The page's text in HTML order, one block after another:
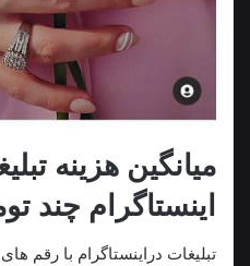
میانگین هزینه
اینستاگرام چند
تبلیغات دراینستاگرام با رقم